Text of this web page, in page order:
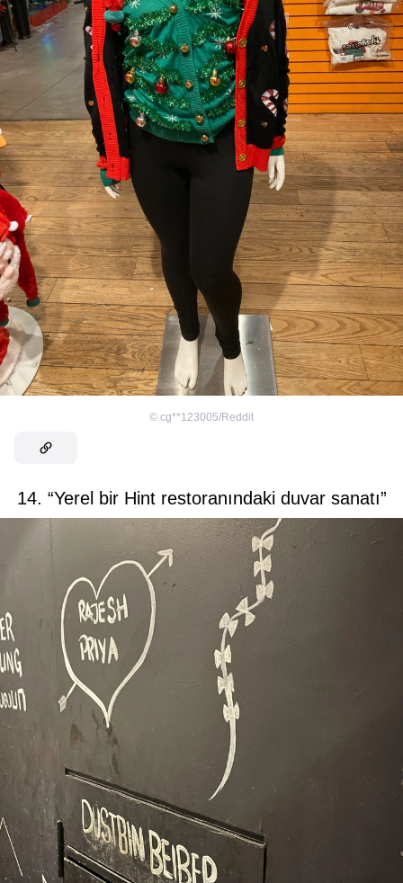
© cg**123005/Reddit
14. “Yerel bir Hint restoranındaki duvar sanatı”